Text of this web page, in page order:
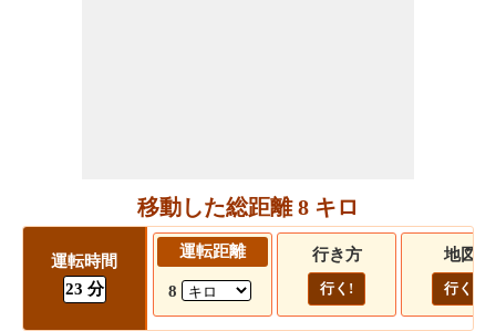
移動した総距離 8 キロ
運転時間
23 分
運転距離
8
行き方
行く!
地図
行く!